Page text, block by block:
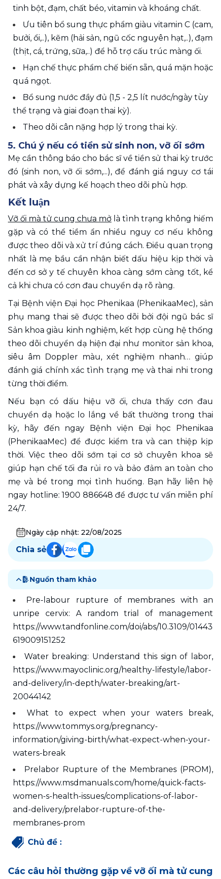
tinh bột, đạm, chất béo, vitamin và khoáng chất.
Ưu tiên bổ sung thực phẩm giàu vitamin C (cam,
bưởi, ổi,..), kẽm (hải sản, ngũ cốc nguyên hạt,..), đạm
(thịt, cá, trứng, sữa,..) để hỗ trợ cấu trúc màng ối.
Hạn chế thực phẩm chế biến sẵn, quá mặn hoặc
quá ngọt.
Bổ sung nước đầy đủ (1,5 - 2,5 lít nước/ngày tùy
thể trạng và giai đoạn thai kỳ).
Theo dõi cân nặng hợp lý trong thai kỳ.
5. Chú ý nếu có tiền sử sinh non, vỡ ối sớm
Mẹ cần thông báo cho bác sĩ về tiền sử thai kỳ trước
đó (sinh non, vỡ ối sớm,...), để đánh giá nguy cơ tái
phát và xây dựng kế hoạch theo dõi phù hợp.
Kết luận
Vỡ ối mà tử cung chưa mở là tình trạng không hiếm
gặp và có thể tiềm ẩn nhiều nguy cơ nếu không
được theo dõi và xử trí đúng cách. Điều quan trọng
nhất là mẹ bầu cần nhận biết dấu hiệu kịp thời và
đến cơ sở y tế chuyên khoa càng sớm càng tốt, kể
cả khi chưa có cơn đau chuyển dạ rõ ràng.
Tại Bệnh viện Đại học Phenikaa (PhenikaaMec), sản
phụ mang thai sẽ được theo dõi bởi đội ngũ bác sĩ
Sản khoa giàu kinh nghiệm, kết hợp cùng hệ thống
theo dõi chuyển dạ hiện đại như monitor sản khoa,
siêu âm Doppler màu, xét nghiệm nhanh… giúp
đánh giá chính xác tình trạng mẹ và thai nhi trong
từng thời điểm.
Nếu bạn có dấu hiệu vỡ ối, chưa thấy cơn đau
chuyển dạ hoặc lo lắng về bất thường trong thai
kỳ, hãy đến ngay Bệnh viện Đại học Phenikaa
(PhenikaaMec) để được kiểm tra và can thiệp kịp
thời. Việc theo dõi sớm tại cơ sở chuyên khoa sẽ
giúp hạn chế tối đa rủi ro và bảo đảm an toàn cho
mẹ và bé trong mọi tình huống. Bạn hãy liên hệ
ngay hotline: 1900 886648 để được tư vấn miễn phí
24/7.
Ngày cập nhật: 22/08/2025
Chia sẻ
Nguồn tham khảo
Pre-labour rupture of membranes with an
unripe cervix: A random trial of management
https://www.tandfonline.com/doi/abs/10.3109/01443
619009151252
Water breaking: Understand this sign of labor,
https://www.mayoclinic.org/healthy-lifestyle/labor-
and-delivery/in-depth/water-breaking/art-
20044142
What to expect when your waters break,
https://www.tommys.org/pregnancy-
information/giving-birth/what-expect-when-your-
waters-break
Prelabor Rupture of the Membranes (PROM),
https://www.msdmanuals.com/home/quick-facts-
women-s-health-issues/complications-of-labor-
and-delivery/prelabor-rupture-of-the-
membranes-prom
Chủ đề :
Các câu hỏi thường gặp về vỡ ối mà tử cung